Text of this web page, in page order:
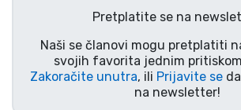
Pretplatite se na
Naši se članovi mogu pretplatiti
svojih favorita jednim
Zakoračite unutra, ili Prijavite se
na newsletter!
Crtani proizvodi
Anime proizvodi
Gamer proizvodi